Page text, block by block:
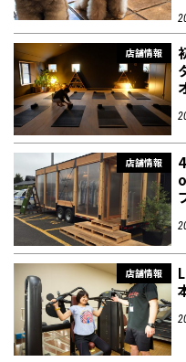
店舗情報
店舗情報
店舗情報